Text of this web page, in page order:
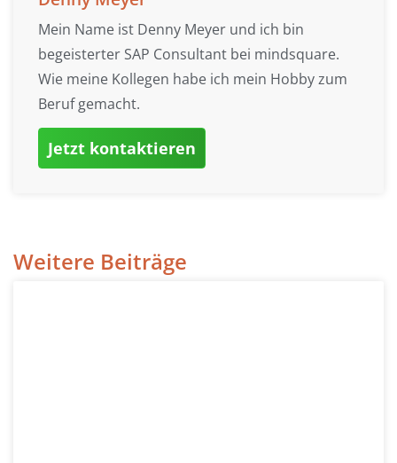
Mein Name ist Denny Meyer und ich bin
begeisterter SAP Consultant bei mindsquare.
Wie meine Kollegen habe ich mein Hobby zum
Beruf gemacht.
Jetzt kontaktieren
Weitere Beiträge